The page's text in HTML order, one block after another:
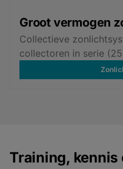
Groot vermogen
Collectieve
collectoren in serie
Training,